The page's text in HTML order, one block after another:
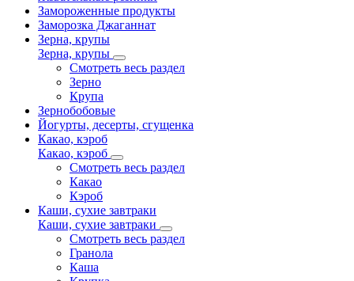
Замороженные продукты
Заморозка Джаганнат
Зерна, крупы
Зерна, крупы
Смотреть весь раздел
Зерно
Крупа
Зернобобовые
Йогурты, десерты, сгущенка
Какао, кэроб
Какао, кэроб
Смотреть весь раздел
Какао
Кэроб
Каши, сухие завтраки
Каши, сухие завтраки
Смотреть весь раздел
Гранола
Каша